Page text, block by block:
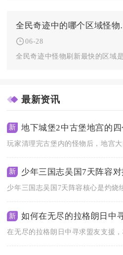
全民奇
06-28
最新资讯
新 地下城堡2中古堡地宫的四个石像在
新 少年三国志吴国7天阵容对抗
新 如何在无尽的拉格朗日中